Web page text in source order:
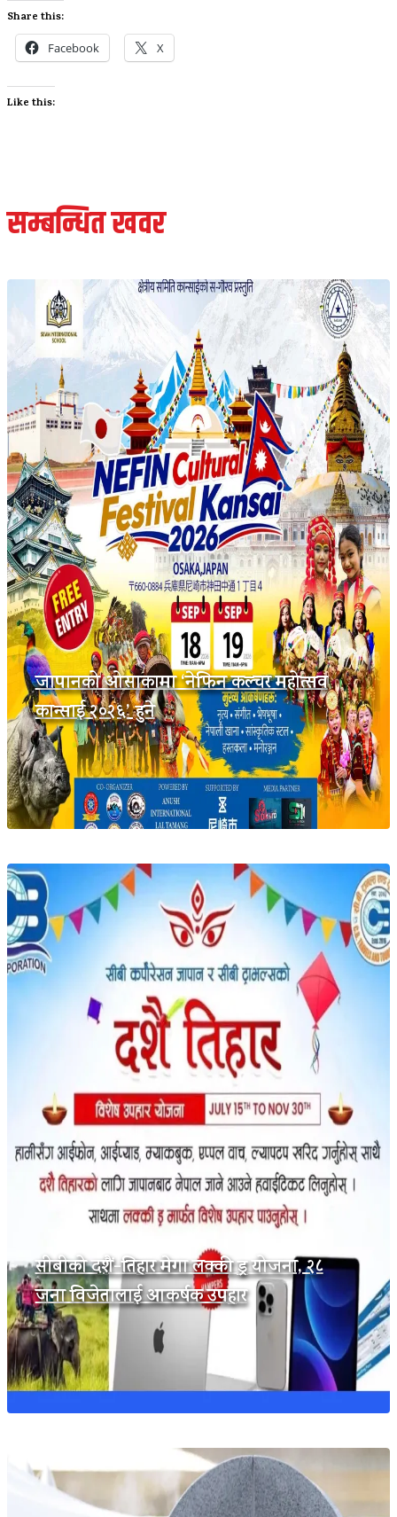
Share this:
Facebook X
Like this:
सम्बन्धित खवर
जापानको ओसाकामा ‘नेफिन कल्चर महोत्सव
कान्साई २०२६’ हुने
सीबीको दशैं-तिहार मेगा लक्की ड्र योजना, २८
जना विजेतालाई आकर्षक उपहार